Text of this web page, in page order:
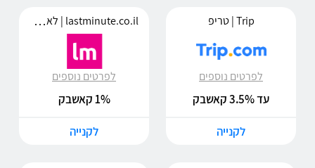
Trip | טריפ
לפרטים נוספים
עד 3.5% קאשבק
לקנייה
lastminute.co.il | לאסטמינט
לפרטים נוספים
1% קאשבק
לקנייה